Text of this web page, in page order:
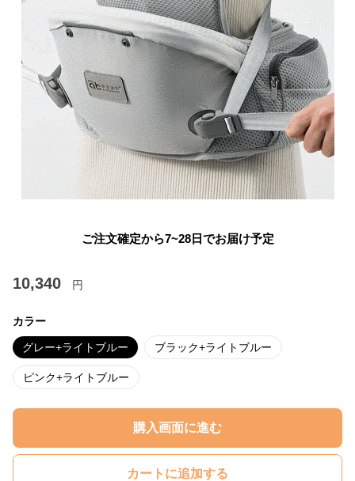
ご注文確定から7~28日でお届け予定
10,340 円
カラー
グレー+ライトブルー ブラック+ライトブルー
ピンク+ライトブルー
購入画面に進む
カートに追加する